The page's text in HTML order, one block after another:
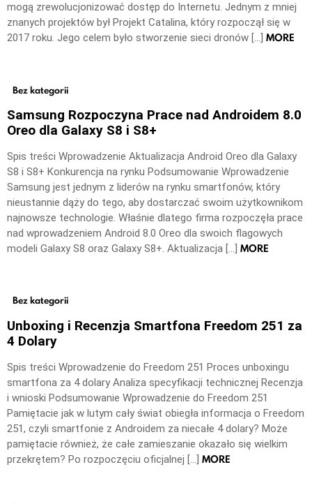
mogą zrewolucjonizować dostęp do Internetu. Jednym z mniej
znanych projektów był Projekt Catalina, który rozpoczął się w
2017 roku. Jego celem było stworzenie sieci dronów […] MORE
Bez kategorii
Samsung Rozpoczyna Prace nad Androidem 8.0
Oreo dla Galaxy S8 i S8+
Spis treści Wprowadzenie Aktualizacja Android Oreo dla Galaxy
S8 i S8+ Konkurencja na rynku Podsumowanie Wprowadzenie
Samsung jest jednym z liderów na rynku smartfonów, który
nieustannie dąży do tego, aby dostarczać swoim użytkownikom
najnowsze technologie. Właśnie dlatego firma rozpoczęła prace
nad wprowadzeniem Android 8.0 Oreo dla swoich flagowych
modeli Galaxy S8 oraz Galaxy S8+. Aktualizacja […] MORE
Bez kategorii
Unboxing i Recenzja Smartfona Freedom 251 za
4 Dolary
Spis treści Wprowadzenie do Freedom 251 Proces unboxingu
smartfona za 4 dolary Analiza specyfikacji technicznej Recenzja
i wnioski Podsumowanie Wprowadzenie do Freedom 251
Pamiętacie jak w lutym cały świat obiegła informacja o Freedom
251, czyli smartfonie z Androidem za niecałe 4 dolary? Może
pamiętacie również, że całe zamieszanie okazało się wielkim
przekrętem? Po rozpoczęciu oficjalnej […] MORE